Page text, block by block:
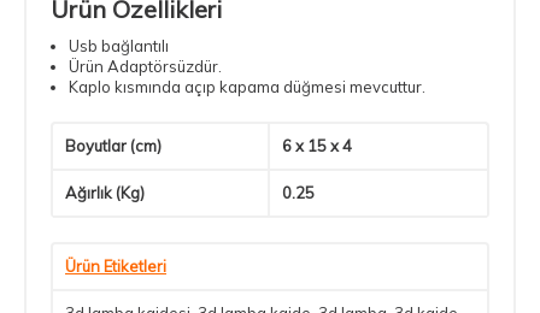
Ürün Özellikleri
Usb bağlantılı
Ürün Adaptörsüzdür.
Kaplo kısmında açıp kapama düğmesi mevcuttur.
Boyutlar (cm) 6 x 15 x 4
Ağırlık (Kg) 0.25
Ürün Etiketleri